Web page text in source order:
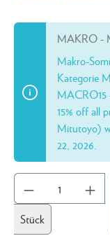
MAKRO -
Makro-
Kategorie
MACRO15
15% off all
Mitutoyo)
22, 2026.
Stück